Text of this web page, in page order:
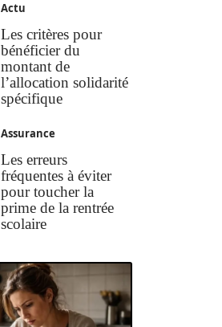
Actu
Les critères pour
bénéficier du
montant de
l’allocation solidarité
spécifique
Assurance
Les erreurs
fréquentes à éviter
pour toucher la
prime de la rentrée
scolaire